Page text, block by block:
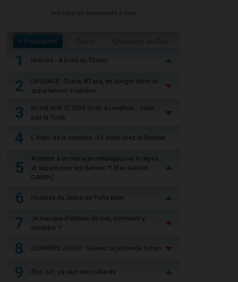
Voir tous les événements à venir
+ Populaires
1 Histoire - À bord du Titanic
2
URGENCE - Diane, 80 ans, en danger dans un
appartement insalubre
3
Ils ont volé 12 Sifré Torah à Levallois… mais
pas la Torah
4 L'édito de la semaine - En visite chez le Steipler
5
Assister à un mariage mélangé pour le repas
et séparé pour les danses ?! (Rav Gabriel
DAYAN)
6 Horaires du Jeûne de Ticha Béav
7
Je manque d'estime de moi, comment y
remédier ?
8 DERNIERS JOURS : Sauvez la jambe de Yohan
9 Être Juif, ça vaut des milliards